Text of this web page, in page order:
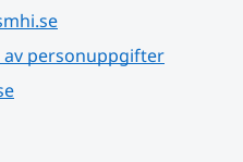
personuppgifter